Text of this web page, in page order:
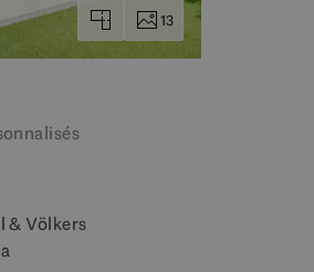
13
& Völkers